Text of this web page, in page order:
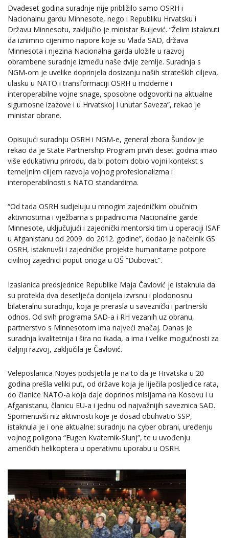
Dvadeset godina suradnje nije približilo samo OSRH i
Nacionalnu gardu Minnesote, nego i Republiku Hrvatsku i
Državu Minnesotu, zaključio je ministar Buljević. “Želim istaknuti
da iznimno cijenimo napore koje su Vlada SAD, država
Minnesota i njezina Nacionalna garda uložile u razvoj
obrambene suradnje između naše dvije zemlje. Suradnja s
NGM-om je uvelike doprinjela dosizanju naših strateških ciljeva,
ulasku u NATO i transformaciji OSRH u moderne i
interoperabilne vojne snage, sposobne odgovoriti na aktualne
sigurnosne izazove i u Hrvatskoj i unutar Saveza”, rekao je
ministar obrane.
Opisujući suradnju OSRH i NGM-e, general zbora Šundov je
rekao da je State Partnership Program prvih deset godina imao
više edukativnu prirodu, da bi potom dobio vojni kontekst s
temeljnim ciljem razvoja vojnog profesionalizma i
interoperabilnosti s NATO standardima.
“Od tada OSRH sudjeluju u mnogim zajedničkim obučnim
aktivnostima i vježbama s pripadnicima Nacionalne garde
Minnesote, uključujući i zajednički mentorski tim u operaciji ISAF
u Afganistanu od 2009. do 2012. godine”, dodao je načelnik GS
OSRH, istaknuvši i zajedničke projekte humanitarne potpore
civilnoj zajednici poput onoga u OŠ “Dubovac”.
Izaslanica predsjednice Republike Maja Čavlović je istaknula da
su protekla dva desetljeća donijela izvrsnu i plodonosnu
bilateralnu suradnju, koja je prerasla u saveznički i partnerski
odnos. Od svih programa SAD-a i RH vezanih uz obranu,
partnerstvo s Minnesotom ima najveći značaj. Danas je
suradnja kvalitetnija i šira no ikada, a ima i velike mogućnosti za
daljnji razvoj, zaključila je Čavlović.
Veleposlanica Noyes podsjetila je na to da je Hrvatska u 20
godina prešla veliki put, od države koja je liječila posljedice rata,
do članice NATO-a koja daje doprinos misijama na Kosovu i u
Afganistanu, članicu EU-a i jednu od najvažnijih saveznica SAD.
Spomenuvši niz aktivnosti koje je dosad obuhvatio SSP,
istaknula je i one aktualne: suradnju na cyber obrani, uređenju
vojnog poligona “Eugen Kvaternik-Slunj”, te u uvođenju
američkih helikoptera u operativnu uporabu u OSRH.